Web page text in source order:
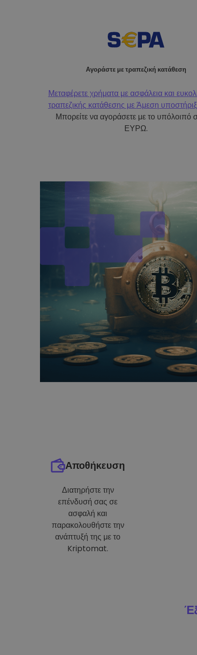
Αγοράστε με τραπεζική κατάθεση
Μεταφέρετε χρήματα με ασφάλεια και
τραπεζικής κατάθεσης μεΆμεση
Μπορείτε να αγοράσετε με το υπόλοιπό
ΕΥΡΩ.
Αποθήκευση
Διατηρήστε την
επένδυσή σας σε
ασφαλή και
παρακολουθήστε την
ανάπτυξή της με το
Kriptomat.